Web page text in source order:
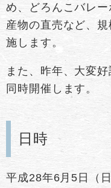
め、どろんこバレ
産物の直売など、
施します。
また、昨年、大変
同時開催します。
日時
平成28年6月5日（